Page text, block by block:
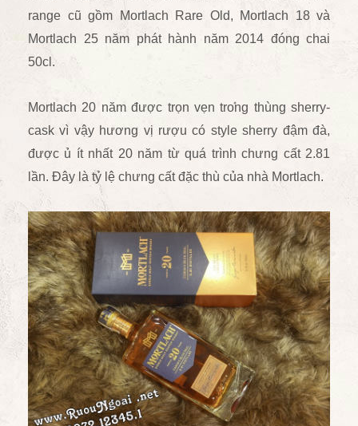
range cũ gồm Mortlach Rare Old, Mortlach 18 và
Mortlach 25 năm phát hành năm 2014 đóng chai
50cl.
Mortlach 20 năm được trọn vẹn trong thùng sherry-
cask vì vậy hương vị rượu có style sherry đậm đà,
được ủ ít nhất 20 năm từ quá trình chưng cất 2.81
lần. Đây là tỷ lệ chưng cất đặc thù của nhà Mortlach.